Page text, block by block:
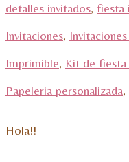
detalles invitados, fiesta
Invitaciones,
Imprimible, Kit de
Papeleria personalizada,
Hola!!